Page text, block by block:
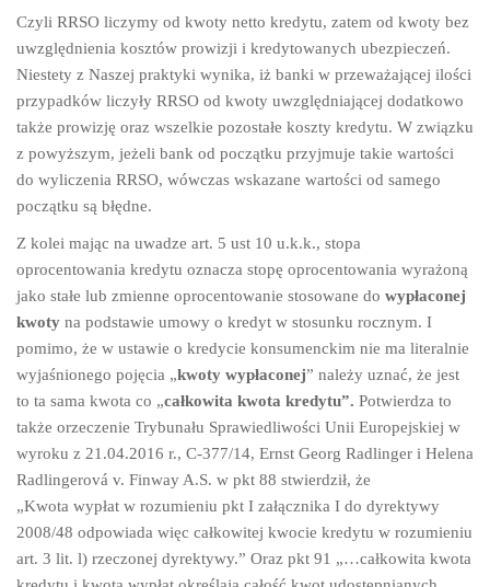
Czyli RRSO liczymy od kwoty netto kredytu, zatem od kwoty bez
uwzględnienia kosztów prowizji i kredytowanych ubezpieczeń.
Niestety z Naszej praktyki wynika, iż banki w przeważającej ilości
przypadków liczyły RRSO od kwoty uwzględniającej dodatkowo
także prowizję oraz wszelkie pozostałe koszty kredytu. W związku
z powyższym, jeżeli bank od początku przyjmuje takie wartości
do wyliczenia RRSO, wówczas wskazane wartości od samego
początku są błędne.
Z kolei mając na uwadze art. 5 ust 10 u.k.k., stopa
oprocentowania kredytu oznacza stopę oprocentowania wyrażoną
jako stałe lub zmienne oprocentowanie stosowane do wypłaconej
kwoty na podstawie umowy o kredyt w stosunku rocznym. I
pomimo, że w ustawie o kredycie konsumenckim nie ma literalnie
wyjaśnionego pojęcia „kwoty wypłaconej” należy uznać, że jest
to ta sama kwota co „całkowita kwota kredytu”. Potwierdza to
także orzeczenie Trybunału Sprawiedliwości Unii Europejskiej w
wyroku z 21.04.2016 r., C-377/14, Ernst Georg Radlinger i Helena
Radlingerová v. Finway A.S. w pkt 88 stwierdził, że
„Kwota wypłat w rozumieniu pkt I załącznika I do dyrektywy
2008/48 odpowiada więc całkowitej kwocie kredytu w rozumieniu
art. 3 lit. l) rzeczonej dyrektywy.” Oraz pkt 91 „…całkowita kwota